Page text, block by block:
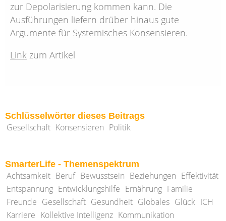
zur Depolarisierung kommen kann. Die
Ausführungen liefern drüber hinaus gute
Argumente für Systemisches Konsensieren.
Link zum Artikel
Schlüsselwörter dieses Beitrags
Gesellschaft Konsensieren Politik
SmarterLife - Themenspektrum
Achtsamkeit Beruf Bewusstsein Beziehungen Effektivität
Entspannung Entwicklungshilfe Ernährung Familie
Freunde Gesellschaft Gesundheit Globales Glück ICH
Karriere Kollektive Intelligenz Kommunikation